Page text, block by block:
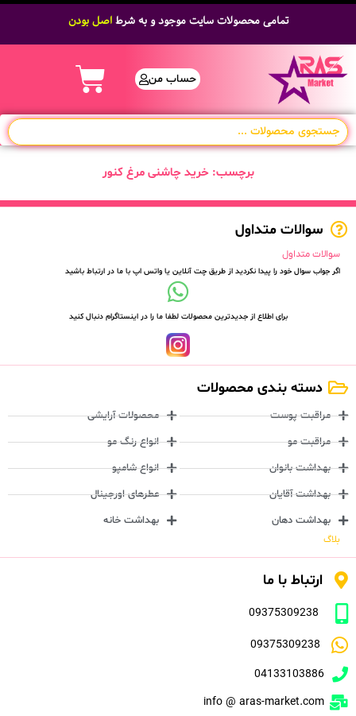
تمامی محصولات سایت موجود و به شرطاصل بودن
حساب من
برچسب: خرید چاشنی مرغ کنور
سوالات متداول
سوالات متداول
اگر جواب سوال خود را پیدا نکردید از طریق چت آنلاین یا واتس اپ با ما در ارتباط باشید
برای اطلاع از جدیدترین محصولات لطفا ما را در اینستاگرام دنبال کنید
دسته بندی محصولات
مراقبت پوست
مراقبت مو
بهداشت بانوان
بهداشت آقایان
بهداشت دهان
محصولات آرایشی
انواع رنگ مو
انواع شامپو
عطرهای اورجینال
بهداشت خانه
بلاگ
ارتباط با ما
09375309238
09375309238
04133103886
info @ aras-market.com